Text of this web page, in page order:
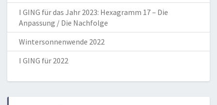
I GING für das Jahr 2023: Hexagramm 17 – Die
Anpassung / Die Nachfolge
Wintersonnenwende 2022
I GING für 2022